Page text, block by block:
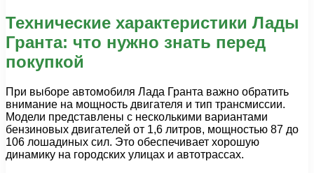
Технические характеристики Лады
Гранта: что нужно знать перед
покупкой
При выборе автомобиля Лада Гранта важно обратить
внимание на мощность двигателя и тип трансмиссии.
Модели представлены с несколькими вариантами
бензиновых двигателей от 1,6 литров, мощностью 87 до
106 лошадиных сил. Это обеспечивает хорошую
динамику на городских улицах и автотрассах.